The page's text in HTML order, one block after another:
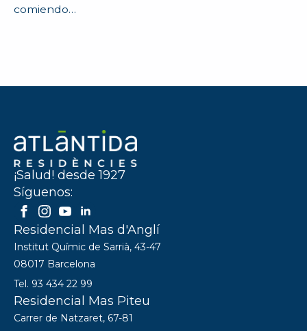
comiendo…
¡Salud! desde 1927
Síguenos:
Residencial Mas d'Anglí
Institut Químic de Sarrià, 43-47
08017 Barcelona
Tel. 93 434 22 99
Residencial Mas Piteu
Carrer de Natzaret, 67-81